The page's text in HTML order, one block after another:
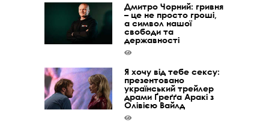
Дмитро Чорний: гривня
– це не просто гроші,
а символ нашої
свободи та
державності
Я хочу від тебе сексу:
презентовано
український трейлер
драми Ґреґґа Аракі з
Олівією Вайлд